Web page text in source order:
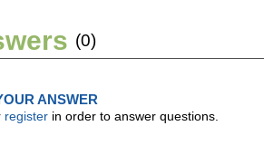
(0)
ANSWER
register in order to answer questions.